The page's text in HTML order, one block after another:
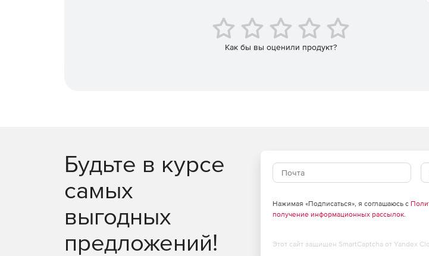
Как бы вы оценили продукт?
Будьте в курсе
самых
выгодных
предложений!
Нажимая «Подписаться», я соглашаюсь с
получение информационных рассылок.
Этот сайт защищен SmartCaptcha от Yandex